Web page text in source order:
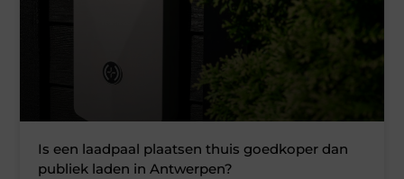
Is een laadpaal plaatsen thuis goedkoper dan
publiek laden in Antwerpen?